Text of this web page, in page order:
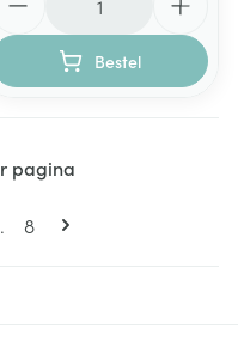
Bestel
pagina
Pagina
8
pagina